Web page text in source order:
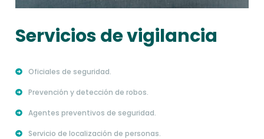
Servicios de vigilancia
Oficiales de seguridad.
Prevención y detección de robos.
Agentes preventivos de seguridad.
Servicio de localización de personas.